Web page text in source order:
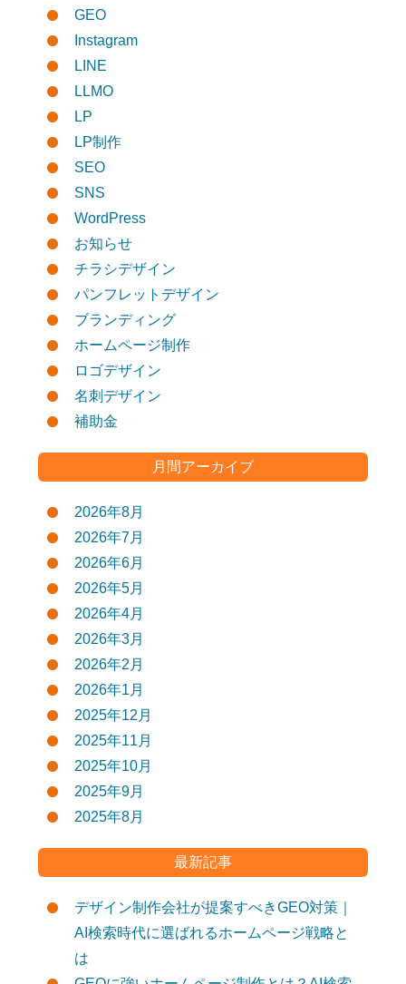
GEO
Instagram
LINE
LLMO
LP
LP制作
SEO
SNS
WordPress
お知らせ
チラシデザイン
パンフレットデザイン
ブランディング
ホームページ制作
ロゴデザイン
名刺デザイン
補助金
月間アーカイブ
2026年8月
2026年7月
2026年6月
2026年5月
2026年4月
2026年3月
2026年2月
2026年1月
2025年12月
2025年11月
2025年10月
2025年9月
2025年8月
最新記事
デザイン制作会社が提案すべきGEO対策｜
AI検索時代に選ばれるホームページ戦略と
は